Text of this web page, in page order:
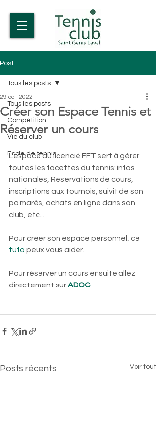
Post
Tous les posts
Compétition
Vie du club
Ecole de tennis
Tous les posts
Créer son Espace Tennis et
Réserver un cours
29 oct. 2022
L'espace du licencié FFT sert à gérer
toutes les facettes du tennis: infos
nationales, Réservations de cours,
inscriptions aux tournois, suivit de son
palmarès, achats en ligne dans son
club, etc...
Pour créer son espace personnel, ce
tuto peux vous aider.
Pour réserver un cours ensuite allez
directement sur ADOC
Posts récents Voir tout